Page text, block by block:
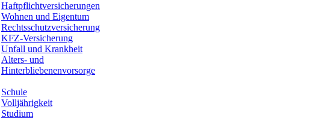
Haftpflichtversicherungen
Wohnen und Eigentum
Rechtsschutzversicherung
KFZ-Versicherung
Unfall und Krankheit
Alters- und
Hinterbliebenenvorsorge
Schule
Volljährigkeit
Studium